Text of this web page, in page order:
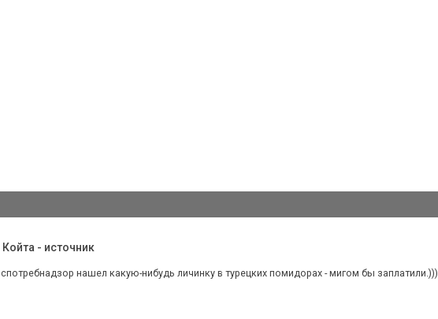
- источник
нашел какую-нибудь личинку в турецких помидорах - мигом бы заплатили.)))